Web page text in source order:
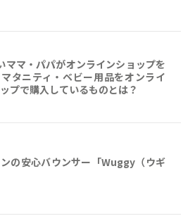
ママ・パパがオンラインショップを
タニティ・ベビー用品をオンライ
プで購入しているものとは？
の安心バウンサー「Wuggy（ウギ